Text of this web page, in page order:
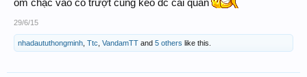
ôm chặc vào có trượt cũng kéo dc cái quần
29/6/15
nhadaututhongminh Ttc VandamTT and 5 others like this.